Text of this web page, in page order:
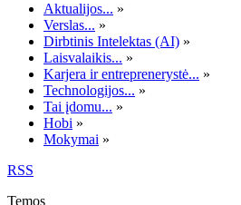
Aktualijos... »
Verslas... »
Dirbtinis Intelektas (AI) »
Laisvalaikis... »
Karjera ir entreprenerystė... »
Technologijos... »
Tai įdomu... »
Hobi »
Mokymai »
RSS
Temos